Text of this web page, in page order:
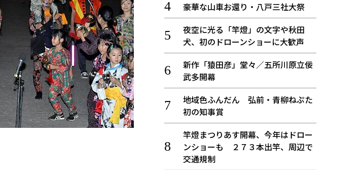
豪華な山車お還り・八戸三社大祭
夜空に光る「竿燈」の文字や秋田
犬、初のドローンショーに大歓声
新作「猿田彦」堂々／五所川原立佞
武多開幕
地域色ふんだん 弘前・青柳ねぷた
初の知事賞
竿燈まつりあす開幕、今年はドロー
ンショーも ２７３本出竿、周辺で
交通規制